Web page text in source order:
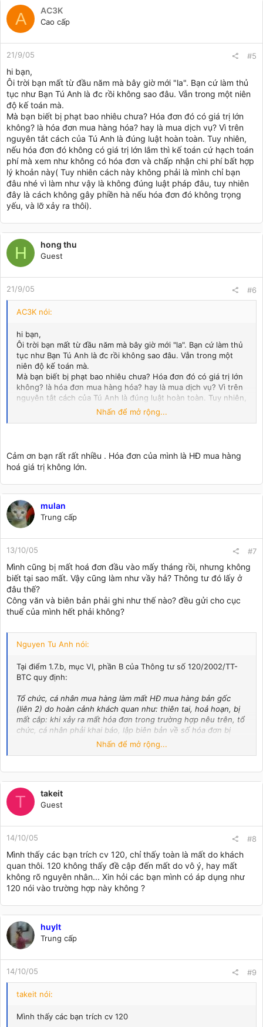
đơn.
- Biên bản mất hóa đơn mua hàng.
- Bản sao hóa đơn mua hàng (liên 1) có xác nhận ký tên, đóng
dấu (nếu có) của bên bán hàng.
Khi tiếp nhận hồ sơ mất hóa đơn mua hàng, cơ quan thuế phải
thực hiện thông báo số hóa đơn mua hàng không còn giá trị
sử dụng và tiến hành xử vi phạm hành chính đối với tổ chức,
cá nhân có hành vi làm mất hóa đơn.
Nếu còn thắc mắc bất cứ điều gì về vấn đề này thì bạn cứ hỏi
nhé! Chúng ta sẽ tiếp tục trao đổi.
A AC3K
Cao cấp
21/9/05 #5
hi bạn,
Ôi trời bạn mất từ đầu năm mà bây giờ mới "la". Bạn cứ làm thủ
tục như Bạn Tú Anh là đc rồi không sao đâu. Vẫn trong một niên
độ kế toán mà.
Mà bạn biết bị phạt bao nhiêu chưa? Hóa đơn đó có giá trị lớn
không? là hóa đơn mua hàng hóa? hay là mua dịch vụ? Vì trên
nguyên tắt cách của Tú Anh là đúng luật hoàn toàn. Tuy nhiên,
nếu hóa đơn đó không có giá trị lớn lắm thì kế toán cứ hạch toán
phí mà xem như không có hóa đơn và chấp nhận chi phí bất hợp
lý khoản này( Tuy nhiên cách này không phải là mình chỉ bạn
đâu nhé vì làm như vậy là không đúng luật pháp đâu, tuy nhiên
đây là cách không gây phiền hà nếu hóa đơn đó không trọng
yếu, và lỡ xảy ra thôi).
H hong thu
Guest
21/9/05 #6
AC3K nói:
hi bạn,
Ôi trời bạn mất từ đầu năm mà bây giờ mới "la". Bạn cứ làm thủ
tục như Bạn Tú Anh là đc rồi không sao đâu. Vẫn trong một
niên độ kế toán mà.
Mà bạn biết bị phạt bao nhiêu chưa? Hóa đơn đó có giá trị lớn
không? là hóa đơn mua hàng hóa? hay là mua dịch vụ? Vì trên
nguyên tắt cách của Tú Anh là đúng luật hoàn toàn. Tuy nhiên,
nếu hóa đơn đó không có giá trị lớn lắm thì kế toán cứ hạch
toán phí mà xem như không có hóa đơn và chấp nhận chi phí
tuy nhiên đây là cách không gây phiền hà nếu hóa đơn đó
không trọng yếu, và lỡ xảy ra thôi).
Nhấn để mở rộng...
Cảm ơn bạn rất rất nhiều . Hóa đơn của mình là HĐ mua hàng
hoá giá trị không lớn.
mulan
Trung cấp
13/10/05 #7
Mình cũng bị mất hoá đơn đầu vào mấy tháng rồi, nhưng không
biết tại sao mất. Vậy cũng làm như vầy hả? Thông tư đó lấy ở
đâu thế?
Công văn và biên bản phải ghi như thế nào? đều gửi cho cục
thuế của mình hết phải không?
Nguyen Tu Anh nói:
Tại điểm 1.7.b, mục VI, phần B của Thông tư số 120/2002/TT-
BTC quy định:
Tổ chức, cá nhân mua hàng làm mất HĐ mua hàng bản gốc
(liên 2) do hoàn cảnh khách quan như: thiên tai, hoả hoạn, bị
mất cắp: khi xảy ra mất hóa đơn trong trường hợp nêu trên, tổ
chức, cá nhân phải khai báo, lập biên bản về số hóa đơn bị
mất, lý do mất có xác nhận của cơ quan thuế đối với trường
hợp thiên tai, hỏa hoạn, xác nhận của cơ quan công an địa
hành vi làm mất hóa đơn gồm:
- Công văn, đơn của tổ chức, cá nhân về việc làm mất hóa
- Biên bản mất hóa đơn mua hàng.
dấu (nếu có) của bên bán hàng.
Khi tiếp nhận hồ sơ mất hóa đơn mua hàng, cơ quan thuế phải
thực hiện thông báo số hóa đơn mua hàng không còn giá trị
Nếu còn thắc mắc bất cứ điều gì về vấn đề này thì bạn cứ hỏi
nhé! Chúng ta sẽ tiếp tục trao đổi.
Nhấn để mở rộng...
T takeit
Guest
14/10/05 #8
Mình thấy các bạn trích cv 120, chỉ thấy toàn là mất do khách
quan thôi. 120 không thấy đề cập đến mất do vô ý, hay mất
không rõ nguyên nhân... Xin hỏi các bạn mình có áp dụng như
120 nói vào trường hợp này không ?
huylt
Trung cấp
14/10/05 #9
takeit nói:
Mình thấy các bạn trích cv 120